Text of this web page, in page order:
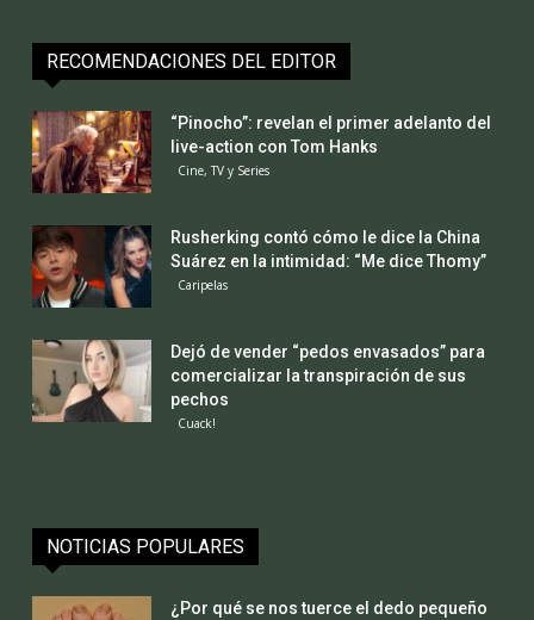
RECOMENDACIONES DEL EDITOR
“Pinocho”: revelan el primer adelanto del
live-action con Tom Hanks
Cine, TV y Series
Rusherking contó cómo le dice la China
Suárez en la intimidad: “Me dice Thomy”
Caripelas
Dejó de vender “pedos envasados” para
comercializar la transpiración de sus
pechos
Cuack!
NOTICIAS POPULARES
¿Por qué se nos tuerce el dedo pequeño